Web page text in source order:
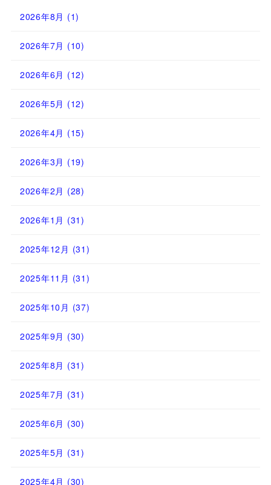
2026年8月 (1)
2026年7月 (10)
2026年6月 (12)
2026年5月 (12)
2026年4月 (15)
2026年3月 (19)
2026年2月 (28)
2026年1月 (31)
2025年12月 (31)
2025年11月 (31)
2025年10月 (37)
2025年9月 (30)
2025年8月 (31)
2025年7月 (31)
2025年6月 (30)
2025年5月 (31)
2025年4月 (30)